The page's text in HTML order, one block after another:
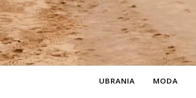
UBRANIA MODA